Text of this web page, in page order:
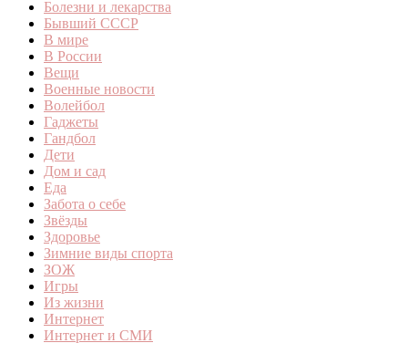
Болезни и лекарства
Бывший СССР
В мире
В России
Вещи
Военные новости
Волейбол
Гаджеты
Гандбол
Дети
Дом и сад
Еда
Забота о себе
Звёзды
Здоровье
Зимние виды спорта
ЗОЖ
Игры
Из жизни
Интернет
Интернет и СМИ